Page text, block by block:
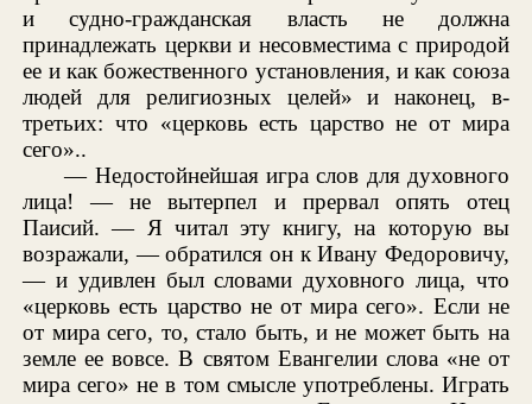
и судно-гражданская власть не должна
принадлежать церкви и несовместима с природой
ее и как божественного установления, и как союза
людей для религиозных целей» и наконец, в-
третьих: что «церковь есть царство не от мира
сего»..
— Недостойнейшая игра слов для духовного
лица! — не вытерпел и прервал опять отец
Паисий. — Я читал эту книгу, на которую вы
возражали, — обратился он к Ивану Федоровичу,
— и удивлен был словами духовного лица, что
«церковь есть царство не от мира сего». Если не
от мира сего, то, стало быть, и не может быть на
земле ее вовсе. В святом Евангелии слова «не от
мира сего» не в том смысле употреблены. Играть